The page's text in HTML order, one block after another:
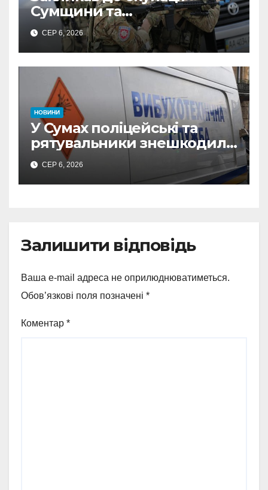
Сумщини та
виправдовував обстріли:
СБУ викрила
прокремлівського агітатора
з Охтирки
СЕР 6, 2026
НОВИНИ
У Сумах поліцейські та
рятувальники знешкодили
500-кілограмову авіабомбу
росіян
СЕР 6, 2026
Залишити відповідь
Ваша e-mail адреса не оприлюднюватиметься.
Обов’язкові поля позначені *
Коментар *